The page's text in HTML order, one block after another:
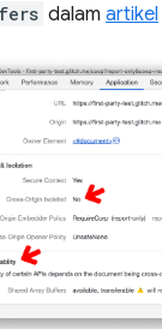
dalam artikel